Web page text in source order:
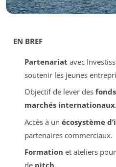
EN BREF
Partenariat avec
soutenir les jeunes
Objectif de lever des fonds
marchés internationaux.
Accès à un écosystème
partenaires commerciaux.
Formation et ateliers